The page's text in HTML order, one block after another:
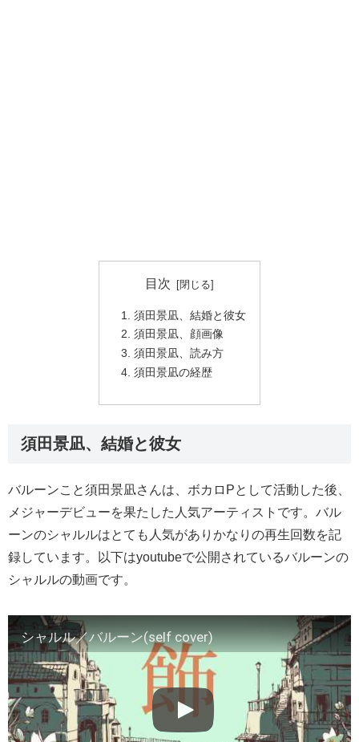
目次
須田景凪、結婚と彼女
須田景凪、顔画像
須田景凪、読み方
須田景凪の経歴
須田景凪、結婚と彼女
バルーンこと須田景凪さんは、ボカロPとして活動した後、
メジャーデビューを果たした人気アーティストです。バル
ーンのシャルルはとても人気がありかなりの再生回数を記
録しています。以下はyoutubeで公開されているバルーンの
シャルルの動画です。
シャルル／バルーン(self cover)